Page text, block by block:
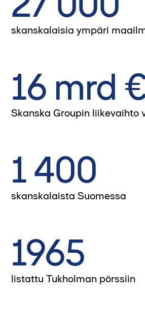
skanskalaisia ympäri
16 mrd
Skanska Groupin liikevaihto
1 400
skanskalaista Suomessa
1965
listattu Tukholman pörssiin